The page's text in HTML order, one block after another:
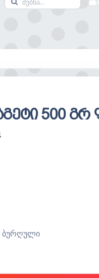
500 გრ
ბურღული